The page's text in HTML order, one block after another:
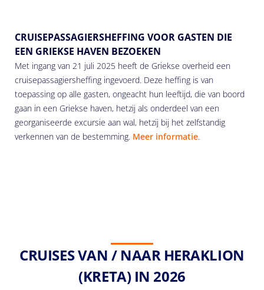
CRUISEPASSAGIERSHEFFING VOOR GASTEN DIE
EEN GRIEKSE HAVEN BEZOEKEN
Met ingang van 21 juli 2025 heeft de Griekse overheid een
cruisepassagiersheffing ingevoerd. Deze heffing is van
toepassing op alle gasten, ongeacht hun leeftijd, die van boord
gaan in een Griekse haven, hetzij als onderdeel van een
georganiseerde excursie aan wal, hetzij bij het zelfstandig
verkennen van de bestemming. Meer informatie.
CRUISES VAN / NAAR HERAKLION
(KRETA) IN 2026